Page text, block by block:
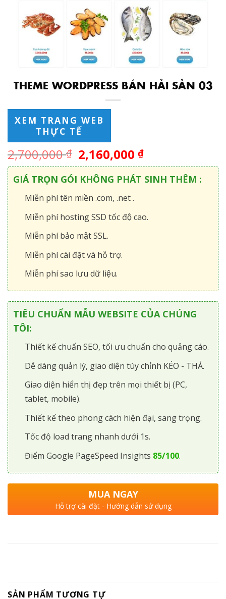
THEME WORDPRESS BÁN HẢI SẢN 03
XEM TRANG WEB
THỰC TẾ
2,700,000₫ 2,160,000₫
GIÁ TRỌN GÓI KHÔNG PHÁT SINH THÊM :
Miễn phí tên miền .com, .net .
Miễn phí hosting SSD tốc độ cao.
Miễn phí bảo mật SSL.
Miễn phí cài đặt và hỗ trợ.
Miễn phí sao lưu dữ liệu.
TIÊU CHUẨN MẪU WEBSITE CỦA CHÚNG
TÔI:
Thiết kế chuẩn SEO, tối ưu chuẩn cho quảng cáo.
Dễ dàng quản lý, giao diện tùy chỉnh KÉO - THẢ.
Giao diện hiển thị đẹp trên mọi thiết bị (PC,
tablet, mobile).
Thiết kế theo phong cách hiện đại, sang trọng.
Tốc độ load trang nhanh dưới 1s.
Điểm Google PageSpeed Insights 85/100.
MUA NGAY
Hỗ trợ cài đặt - Hướng dẫn sử dụng
SẢN PHẨM TƯƠNG TỰ